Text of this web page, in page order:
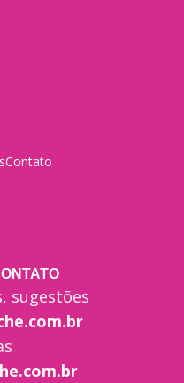
Contato
sugestões